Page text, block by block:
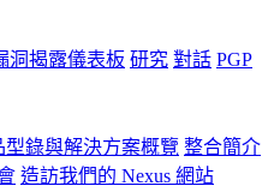
洞揭露儀表板 研究 對話 PGP
型錄與解決方案概覽 整合簡介
造訪我們的 Nexus 網站